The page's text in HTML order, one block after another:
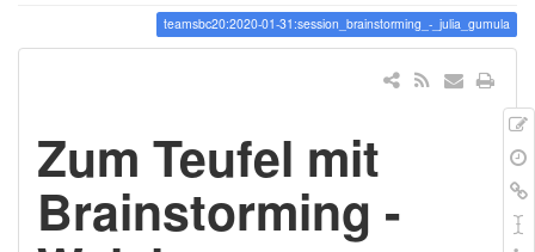
teamsbc20:2020-01-31:session_brainstorming_-_julia_gumula
Zum Teufel mit
Brainstorming -